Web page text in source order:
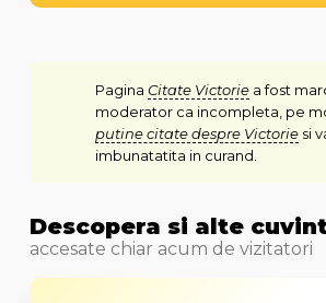
Pagina Citate Victoriea fost
moderator ca incompleta, pe
putine citate despre Victoriesi
imbunatatita in curand.
Descopera si alte
accesate chiar acum de vizitatori